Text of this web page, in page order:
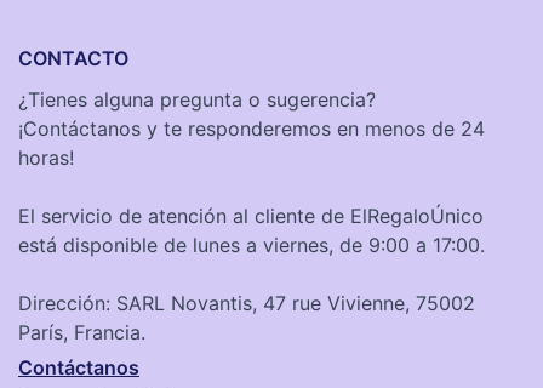
CONTACTO
¿Tienes alguna pregunta o sugerencia?
¡Contáctanos y te responderemos en menos de 24
horas!
El servicio de atención al cliente de ElRegaloÚnico
está disponible de lunes a viernes, de 9:00 a 17:00.
Dirección: SARL Novantis, 47 rue Vivienne, 75002
París, Francia.
Contáctanos